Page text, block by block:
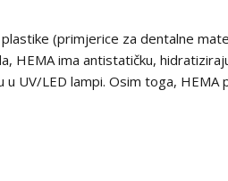
(primjerice za dentalne
HEMA ima antistatičku,
UV/LED lampi. Osim toga, HEMA